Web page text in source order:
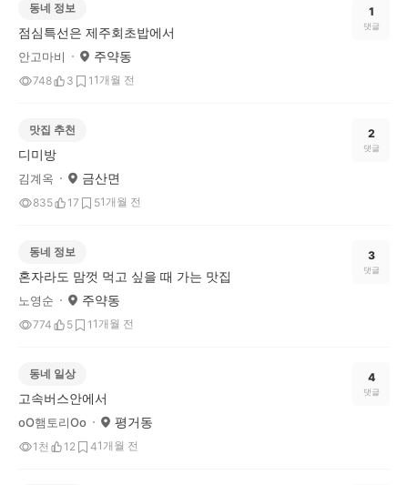
동네 정보
점심특선은 제주회초밥에서
안고마비 주약동
748 3 1 1개월 전
1
댓글
맛집 추천
디미방
김계옥 금산면
835 17 51개월 전
2
댓글
동네 정보
혼자라도 맘껏 먹고 싶을 때 가는 맛집
노영순 주약동
774 5 1 1개월 전
3
댓글
동네 일상
고속버스안에서
oO햄토리Oo 평거동
1천 12 41개월 전
4
댓글